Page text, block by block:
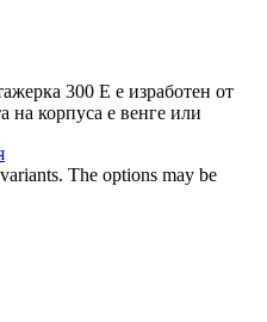
300 Е е изработен от
корпуса е венге или
The options may be